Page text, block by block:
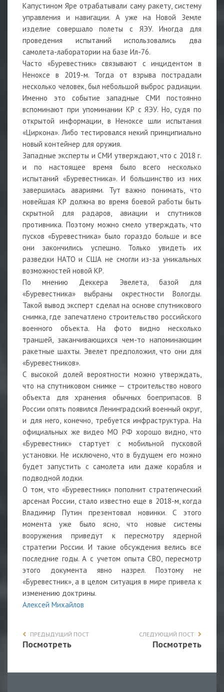
Капустином Яре отрабатывали саму ракету, систему
управления и навигации. А уже на Новой Земле
изделие совершало полеты с ЯЭУ. Иногда для
проведения испытаний использовались два
самолета-лаборатории на базе Ил-76.
Часто «Буревестник» связывают с инцидентом в
Неноксе в 2019-м. Тогда от взрыва пострадали
несколько человек, был небольшой выброс радиации.
Именно это событие западные СМИ постоянно
вспоминают при упоминании КР с ЯЭУ. Но, судя по
открытой информации, в Неноксе шли испытания
«Циркона». Либо тестировался некий принципиально
новый контейнер для оружия.
Западные эксперты и СМИ утверждают, что с 2018 г.
и по настоящее время было всего несколько
испытаний «Буревестника». И большинство из них
завершилась авариями. Тут важно понимать, что
новейшая КР должна во время боевой работы быть
скрытной для радаров, авиации и спутников
противника. Поэтому можно смело утверждать, что
пусков «Буревестника» было гораздо больше и все
они закончились успешно. Только увидеть их
разведки НАТО и США не смогли из-за уникальных
возможностей новой КР.
По мнению Деккера Эвелета, базой для
«Буревестника» выбраны окрестности Вологды.
Такой вывод эксперт сделал на основе спутникового
снимка, где запечатлено строительство российского
военного объекта. На фото видно несколько
траншей, заканчивающихся чем-то напоминающим
ракетные шахты. Эвелет предположил, что они для
«Буревестников».
С высокой долей вероятности можно утверждать,
что на спутниковом снимке — строительство нового
объекта для хранения обычных боеприпасов. В
России опять появился Ленинградский военный округ,
и для него, конечно, требуется инфраструктура. На
официальных же видео МО РФ хорошо видно, что
«Буревестник» стартует с мобильной пусковой
установки. Не исключено, что в будущем его можно
будет запустить с самолета или даже корабля и
подводной лодки.
О том, что «Буревестник» пополнит стратегический
арсенал России, стало известно еще в 2018-м, когда
Владимир Путин презентовал новинки. С этого
момента уже было ясно, что новые системы
вооружения приведут к пересмотру ядерной
стратегии России. И такие обсуждения велись все
последние годы. А с учетом опыта СВО, пересмотр
этого документа явно назрел. Поэтому не
«Буревестник», а в целом ситуация в мире привела к
изменению доктрины.
Алексей Михайлов
ПРЕДЫДУЩИЙ ПОСТ
Посмотреть
СЛЕДУЮЩИЙ ПОСТ
Посмотреть